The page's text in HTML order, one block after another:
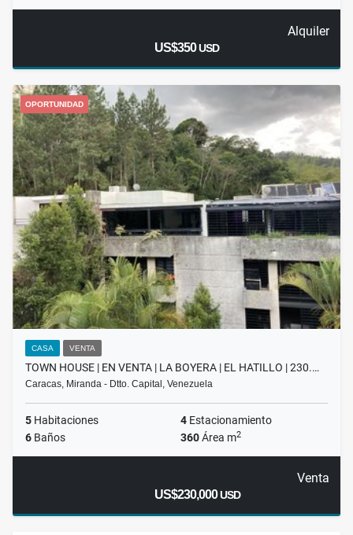
Alquiler
US$350USD
OPORTUNIDAD
CASA VENTA
TOWN HOUSE | EN VENTA | LA BOYERA | EL HATILLO | 230.…
Caracas, Miranda - Dtto. Capital, Venezuela
5 Habitaciones 4 Estacionamiento
6 Baños 360Área m2
Venta
US$230,000USD